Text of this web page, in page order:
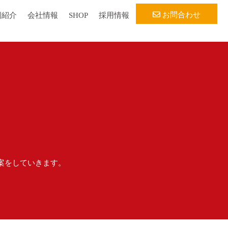
介 会社情報 SHOP 採用情報 お問合わせ
していきます。